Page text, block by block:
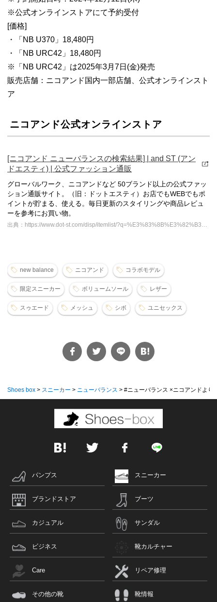
※公式オンラインストアにて予約受付
[価格]
・「NB U370」18,480円
・「NB URC42」18,480円
※「NB URC42」は2025年3月7日(金)発売
販売店舗：ニコアンド国内一部店舗、公式オンラインスト
ア
ニコアンド公式オンラインストア
[ニコアンド ニューバランスの検索結果] | and ST (アン
ドエスティ) | 公式ファッション通販
グローバルワーク、ニコアンドなど 50ブランド以上の公式ファッ
ション通販サイト。（旧：ドットエスティ）お店でもWEBでもポ
イントが貯まる、使える。毎日更新のスタイリングや商品レビュ
ーを参考にお買い物。
new balance ニコアンド コラボモデル
限定スニーカー ボリュームソール レザー
スゥエード メッシュ シボ ユニセックス
Shoes box > スニーカー > ニューバランス > #ニューバランス ×ニコアンドより
パンプス スニーカー
ブランドストア ブーツ
カジュアル サンダル
ビジネス 靴カルチャー
Care リペア修理
その他の靴 靴情報